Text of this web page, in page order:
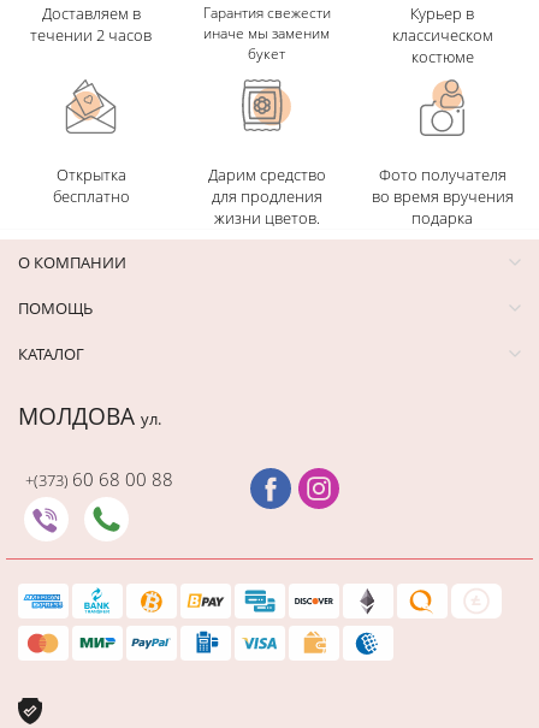
Доставляем в
течении 2 часов
Гарантия свежести
иначе мы заменим
букет
Курьер в
классическом
костюме
Открытка
бесплатно
Дарим средство
для продления
жизни цветов.
Фото получателя
во время вручения
подарка
О КОМПАНИИ
ПОМОЩЬ
КАТАЛОГ
МОЛДОВА ул.
+(373) 60 68 00 88